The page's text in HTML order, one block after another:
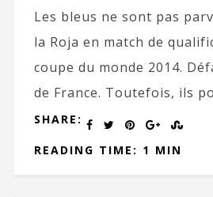
Les bleus ne sont pas
la Roja en match de
coupe du monde 2014.
de France. Toutefois, ils
SHARE:
READING TIME: 1 MIN